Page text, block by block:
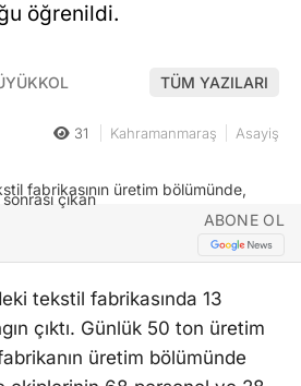
öğrenildi.
TÜM YAZILARI
31 Kahramanmaraş Asayiş
ABONE OL
tekstil fabrikasında 13
çıktı. Günlük 50 ton üretim
üretim bölümünde